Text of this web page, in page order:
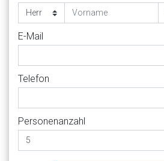
E-Mail
Telefon
Personenanzahl